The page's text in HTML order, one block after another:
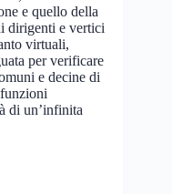
e quello della
dirigenti e vertici
virtuali,
per verificare
e decine di
di un’infinita